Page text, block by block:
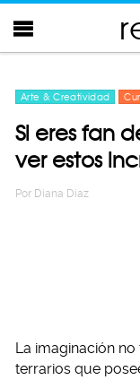
Arte & Creatividad
Si eres fan
ver estos
Por Diana Diaz
La imaginación
terrarios que